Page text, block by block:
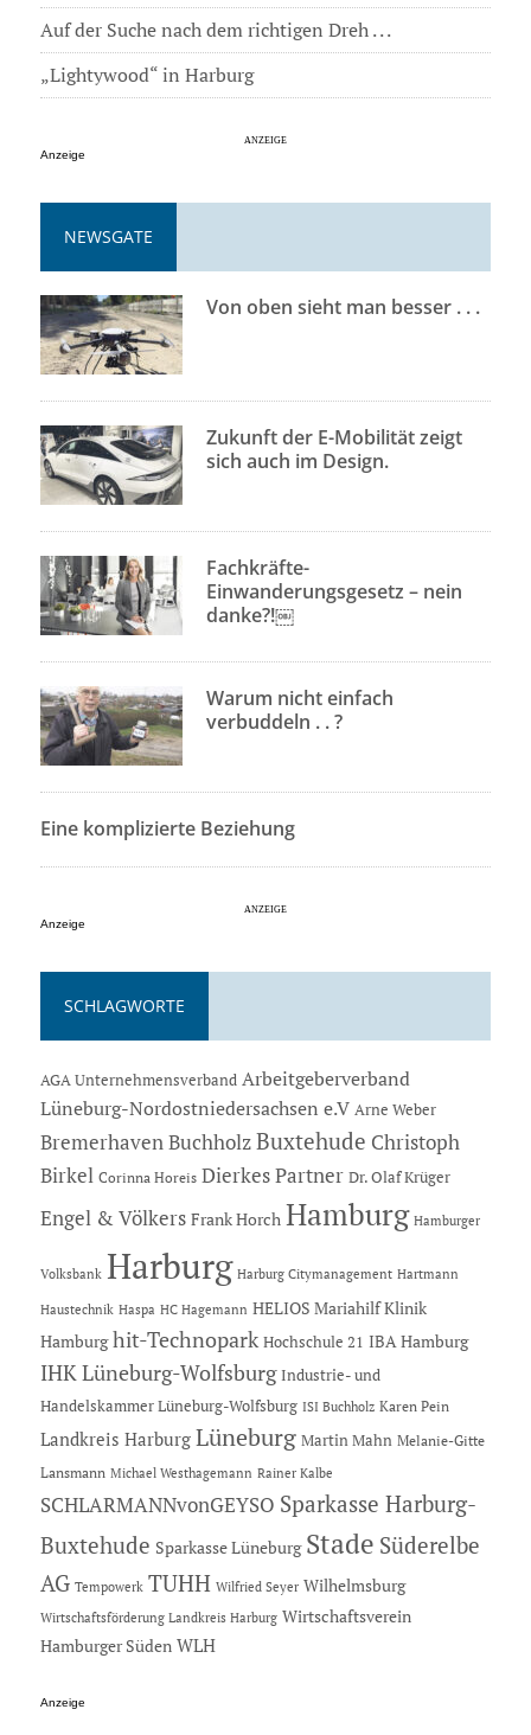
Auf der Suche nach dem richtigen Dreh . . .
„Lightywood“ in Harburg
Anzeige
NEWSGATE
Von oben sieht man besser . . .
Zukunft der E-Mobilität zeigt
sich auch im Design.
Fachkräfte-
Einwanderungsgesetz – nein
danke?!￼
Warum nicht einfach
verbuddeln . . ?
Eine komplizierte Beziehung
Anzeige
SCHLAGWORTE
AGA Unternehmensverband Arbeitgeberverband
Lüneburg-Nordostniedersachsen e.V Arne Weber
Bremerhaven Buchholz Buxtehude Christoph
Birkel Corinna Horeis Dierkes Partner Dr. Olaf Krüger
Engel & Völkers Frank Horch Hamburg Hamburger
Volksbank Harburg Harburg Citymanagement Hartmann
Haustechnik Haspa HC Hagemann HELIOS Mariahilf Klinik
Hamburg hit-Technopark Hochschule 21 IBA Hamburg
IHK Lüneburg-Wolfsburg Industrie- und
Handelskammer Lüneburg-Wolfsburg ISI Buchholz Karen Pein
Landkreis Harburg Lüneburg Martin Mahn Melanie-Gitte
Lansmann Michael Westhagemann Rainer Kalbe
SCHLARMANNvonGEYSO Sparkasse Harburg-
Buxtehude Sparkasse Lüneburg Stade Süderelbe
AG Tempowerk TUHH Wilfried Seyer Wilhelmsburg
Wirtschaftsförderung Landkreis Harburg Wirtschaftsverein
Hamburger Süden WLH
Anzeige